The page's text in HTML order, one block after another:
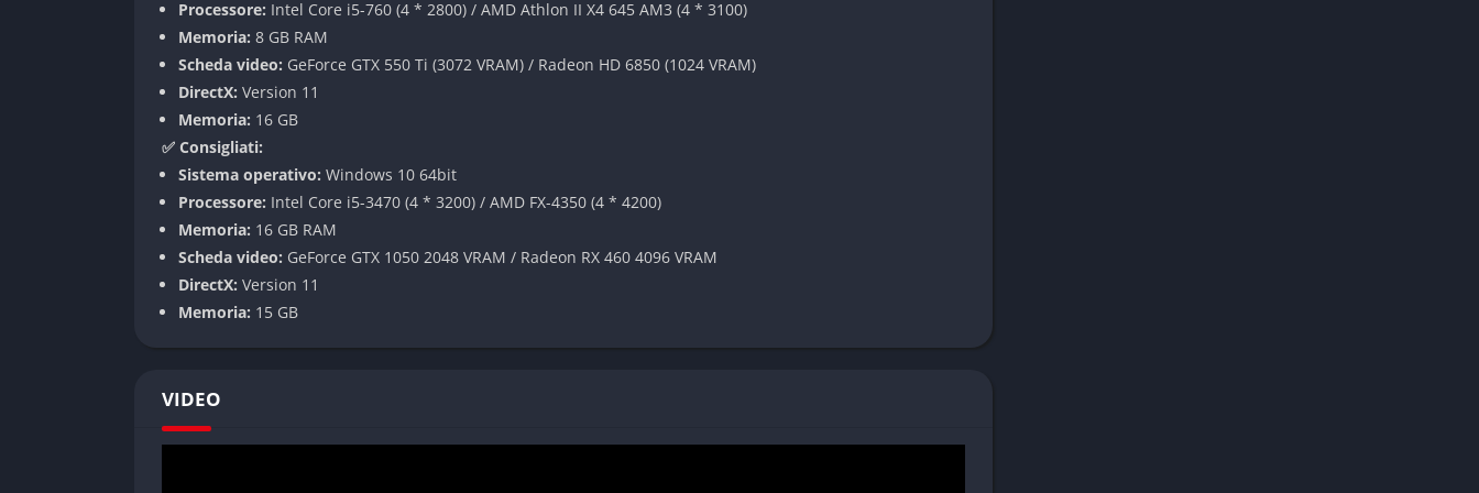
La progressione nel gioco ruota attorno alla raccolta di risorse come legno e metallo, combattendo robot
nemici e migliorando le tue attrezzature. Puoi esplorare magazzini pericolosi, trovare commercianti e
scoprire nuove aree della mappa.
Pregi e Difetti
✅ Pregi
Sistema di costruzione intuitivo e facile da usare
Libertà creativa quasi illimitata per costruire veicoli e strutture
Modalità sfida ben strutturata che insegna gradualmente le meccaniche
Stile artistico colorato e accattivante
❌ Difetti
Processore: Intel Core i5-760 (4 * 2800) / AMD Athlon II X4 645 AM3 (4 * 3100)
Memoria: 8 GB RAM
Scheda video: GeForce GTX 550 Ti (3072 VRAM) / Radeon HD 6850 (1024 VRAM)
DirectX: Version 11
Memoria: 16 GB
✅ Consigliati:
Sistema operativo: Windows 10 64bit
Processore: Intel Core i5-3470 (4 * 3200) / AMD FX-4350 (4 * 4200)
Memoria: 16 GB RAM
Scheda video: GeForce GTX 1050 2048 VRAM / Radeon RX 460 4096 VRAM
DirectX: Version 11
Memoria: 15 GB
VIDEO